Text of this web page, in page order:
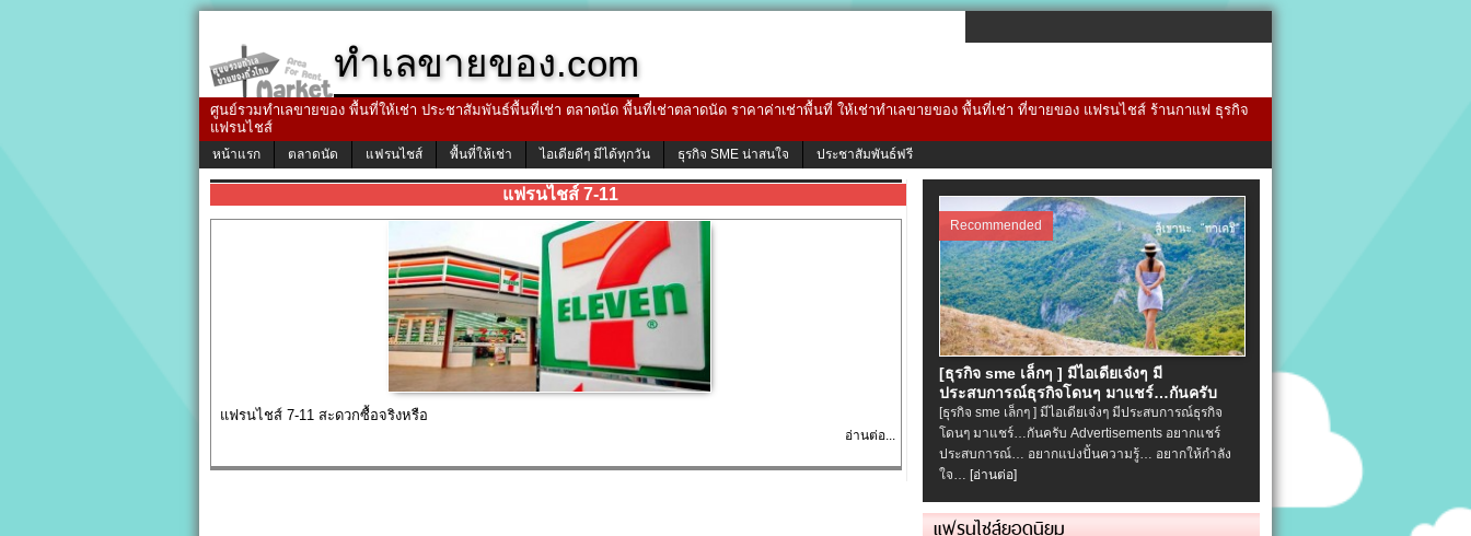
ทำเลขายของ.com
ศูนย์รวมทำเลขายของ พื้นที่ให้เช่า ประชาสัมพันธ์พื้นที่เช่า ตลาดนัด พื้นที่เช่าตลาดนัด ราคาค่าเช่าพื้นที่ ให้เช่าทำเลขายของ พื้นที่เช่า ที่ขายของ แฟรนไชส์ ร้านกาแฟ ธุรกิจ
แฟรนไชส์
หน้าแรก ตลาดนัด แฟรนไชส์ พื้นที่ให้เช่า ไอเดียดีๆ มีได้ทุกวัน ธุรกิจ SME น่าสนใจ ประชาสัมพันธ์ฟรี
แฟรนไชส์ 7-11
แฟรนไชส์ 7-11 สะดวกซื้อจริงหรือ
อ่านต่อ...
Recommended
[ธุรกิจ sme เล็กๆ ] มีไอเดียเจ๋งๆ มี
ประสบการณ์ธุรกิจโดนๆ มาแชร์…กันครับ
[ธุรกิจ sme เล็กๆ ] มีไอเดียเจ๋งๆ มีประสบการณ์ธุรกิจ
โดนๆ มาแชร์…กันครับ Advertisements อยากแชร์
ประสบการณ์… อยากแบ่งปั้นความรู้… อยากให้กำลัง
ใจ… [อ่านต่อ]
แฟรนไชส์ยอดนิยม